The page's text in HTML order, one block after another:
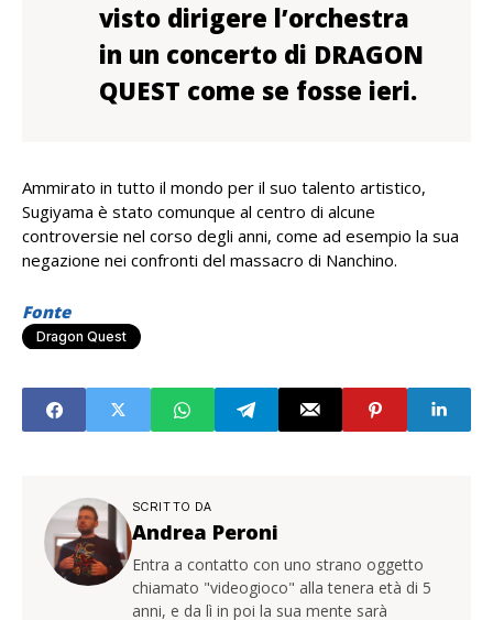
visto dirigere l’orchestra
in un concerto di DRAGON
QUEST come se fosse ieri.
Ammirato in tutto il mondo per il suo talento artistico,
Sugiyama è stato comunque al centro di alcune
controversie nel corso degli anni, come ad esempio la sua
negazione nei confronti del massacro di Nanchino.
Fonte
Dragon Quest
SCRITTO DA
Andrea Peroni
Entra a contatto con uno strano oggetto
chiamato "videogioco" alla tenera età di 5
anni, e da lì in poi la sua mente sarà